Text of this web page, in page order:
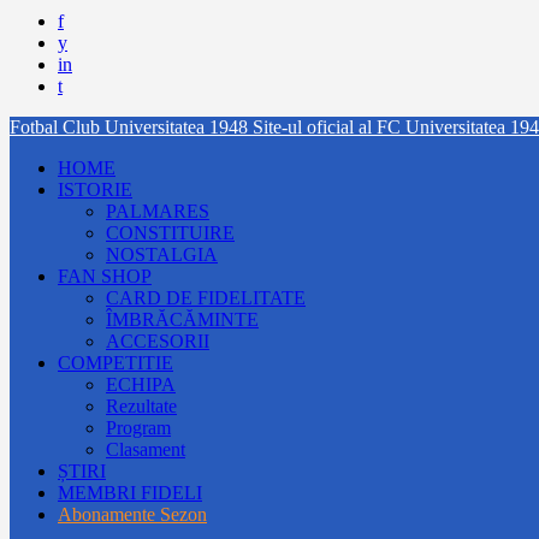
f
y
in
t
Fotbal Club Universitatea 1948 Site-ul oficial al FC Universitatea
HOME
ISTORIE
PALMARES
CONSTITUIRE
NOSTALGIA
FAN SHOP
CARD DE FIDELITATE
ÎMBRĂCĂMINTE
ACCESORII
COMPETITIE
ECHIPA
Rezultate
Program
Clasament
ȘTIRI
MEMBRI FIDELI
Abonamente Sezon